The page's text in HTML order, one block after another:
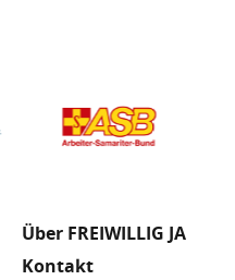
Fußzeile
Über FREIWILLIG JA
Kontakt